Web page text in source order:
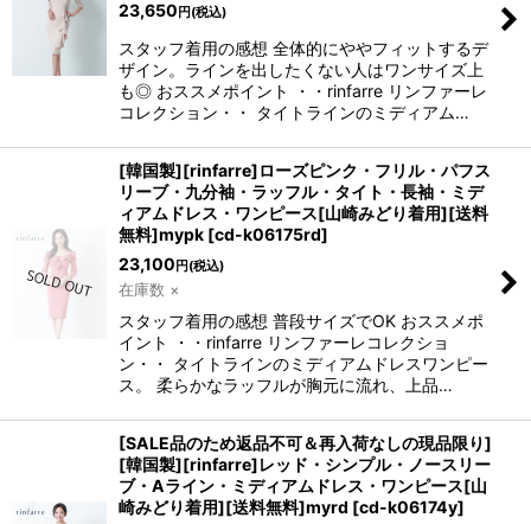
23,650 円 (税込)
スタッフ着用の感想 全体的にややフィットするデ
ザイン。ラインを出したくない人はワンサイズ上
も◎ おススメポイント ・・rinfarre リンファーレ
コレクション・・ タイトラインのミディアム…
[韓国製][rinfarre]ローズピンク・フリル・パフス
リーブ・九分袖・ラッフル・タイト・長袖・ミデ
ィアムドレス・ワンピース[山崎みどり着用][送料
無料]mypk [cd-k06175rd]
23,100 円 (税込)
在庫数 ×
スタッフ着用の感想 普段サイズでOK おススメポ
イント ・・rinfarre リンファーレコレクショ
ン・・ タイトラインのミディアムドレスワンピー
ス。 柔らかなラッフルが胸元に流れ、上品…
[SALE品のため返品不可＆再入荷なしの現品限り]
[韓国製][rinfarre]レッド・シンプル・ノースリー
ブ・Aライン・ミディアムドレス・ワンピース[山
崎みどり着用][送料無料]myrd [cd-k06174y]